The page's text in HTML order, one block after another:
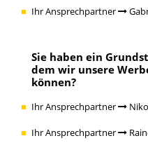
Ihr Ansprechpartner
Sie haben ein
dem wir unsere
können?
Ihr Ansprechpartner
Ihr Ansprechpartner